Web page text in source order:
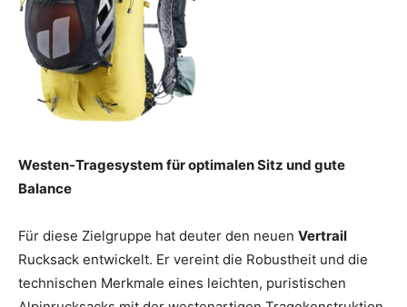
Westen-Tragesystem für optimalen Sitz und gute
Balance
Für diese Zielgruppe hat deuter den neuen Vertrail
Rucksack entwickelt. Er vereint die Robustheit und die
technischen Merkmale eines leichten, puristischen